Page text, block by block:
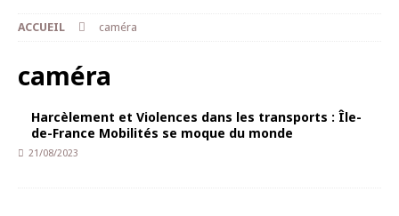
ACCUEIL caméra
caméra
Harcèlement et Violences dans les transports : Île-
de-France Mobilités se moque du monde
21/08/2023